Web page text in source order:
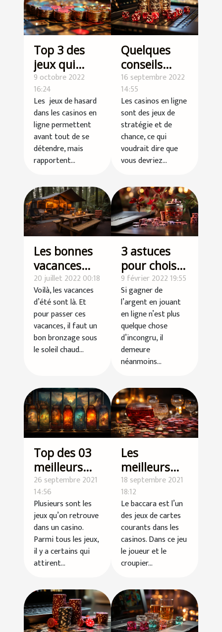
Top 3 des
jeux qui
rapportent
le plus dans
les casinos
en ligne
9 octobre 2022
16:24
Les jeux de hasard
dans les casinos en
ligne permettent
avant tout de se
détendre, mais
rapportent...
Quelques
conseils
pour
maximiser
vos chances
sur les
casinos en
ligne
16 septembre 2022
14:55
Les casinos en ligne
sont des jeux de
stratégie et de
chance, ce qui
voudrait dire que
vous devriez...
Les bonnes
vacances
dans un
camping
avec un
petit prix
20 juillet 2022 00:18
Voilà, les vacances
d’été sont là. Et
pour passer ces
vacances, il faut un
bon bronzage sous
le soleil chaud...
3 astuces
pour choisir
un casino en
ligne
9 février 2022 19:55
Si gagner de
l’argent en jouant
en ligne n’est plus
quelque chose
d’incongru, il
demeure
néanmoins...
Top des 03
meilleurs
jeux de
casino
26 septembre 2021
14:56
Plusieurs sont les
jeux qu’on retrouve
dans un casino.
Parmi tous les jeux,
il y a certains qui
attirent...
Les
meilleurs
bonus sans
dépôt au
baccarat en
ligne
18 septembre 2021
18:12
Le baccara est l’un
des jeux de cartes
courants dans les
casinos. Dans ce jeu
le joueur et le
croupier...